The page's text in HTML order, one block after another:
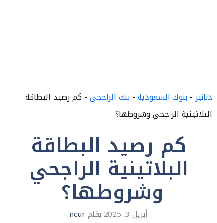
دنانير-بنوك السعودية-بنك الراجحي-كم رصيد البطاقة
البلاتينية الراجحي وشروطها؟
كم رصيد البطاقة
البلاتينية الراجحي
وشروطها؟
أبريل 3, 2025 بقلمnour